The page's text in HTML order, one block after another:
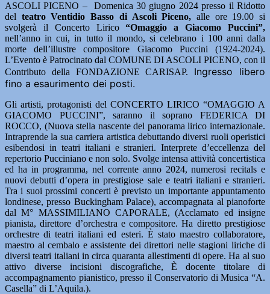
ASCOLI PICENO – Domenica 30 giugno 2024 presso il Ridotto
del teatro Ventidio Basso di Ascoli Piceno, alle ore 19.00 si
svolgerà il Concerto Lirico“Omaggio a Giacomo Puccini”,
nell’anno in cui, in tutto il mondo, si celebrano i 100 anni dalla
morte dell’illustre compositore Giacomo Puccini (1924-2024).
L’Evento è Patrocinato dal COMUNE DI ASCOLI PICENO, con il
Contributo della FONDAZIONE CARISAP. Ingresso libero
fino a esaurimento dei posti.
Gli artisti, protagonisti del CONCERTO LIRICO “OMAGGIO A
GIACOMO PUCCINI”, saranno il soprano FEDERICA DI
ROCCO, (Nuova stella nascente del panorama lirico internazionale.
Intraprende la sua carriera artistica debuttando diversi ruoli operistici
esibendosi in teatri italiani e stranieri. Interprete d’eccellenza del
repertorio Pucciniano e non solo. Svolge intensa attività concertistica
ed ha in programma, nel corrente anno 2024, numerosi recitals e
nuovi debutti d’opera in prestigiose sale e teatri italiani e stranieri.
Tra i suoi prossimi concerti è previsto un importante appuntamento
londinese, presso Buckingham Palace), accompagnata al pianoforte
dal M° MASSIMILIANO CAPORALE, (Acclamato ed insigne
pianista, direttore d’orchestra e compositore. Ha diretto prestigiose
orchestre di teatri italiani ed esteri. È stato maestro collaboratore,
maestro al cembalo e assistente dei direttori nelle stagioni liriche di
diversi teatri italiani in circa quaranta allestimenti di opere. Ha al suo
attivo diverse incisioni discografiche, È docente titolare di
accompagnamento pianistico, presso il Conservatorio di Musica “A.
Casella” di L’Aquila.).